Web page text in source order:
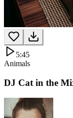
5:45
Animals
DJ Cat in the